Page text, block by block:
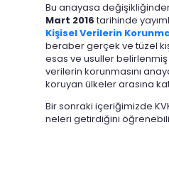
Bu anayasa
Mart 2016tarihinde
Kişisel Verilerin
beraber gerçek ve tüzel
esas ve usuller
verilerin korunmasını
koruyan ülkeler arasına
Bir sonraki içeriğimizde
neleri getirdiğini